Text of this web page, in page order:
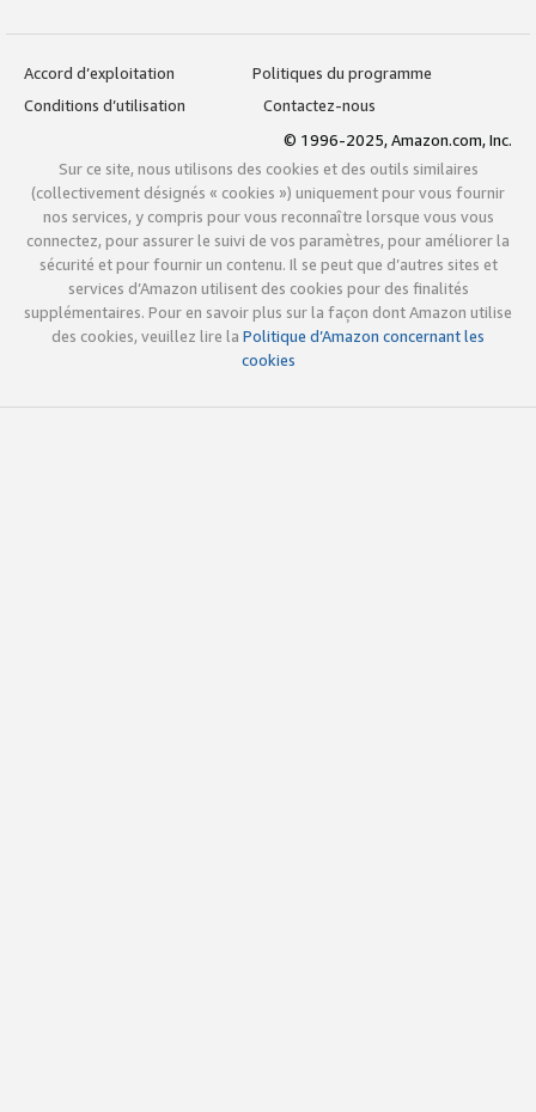
Accord d’exploitation
Politiques du programme
Conditions d’utilisation
Contactez-nous
© 1996-2025, Amazon.com, Inc.
Sur ce site, nous utilisons des cookies et des outils similaires
(collectivement désignés « cookies ») uniquement pour vous fournir
nos services, y compris pour vous reconnaître lorsque vous vous
connectez, pour assurer le suivi de vos paramètres, pour améliorer la
sécurité et pour fournir un contenu. Il se peut que d’autres sites et
services d’Amazon utilisent des cookies pour des finalités
supplémentaires. Pour en savoir plus sur la façon dont Amazon utilise
des cookies, veuillez lire la Politique d’Amazon concernant les
cookies